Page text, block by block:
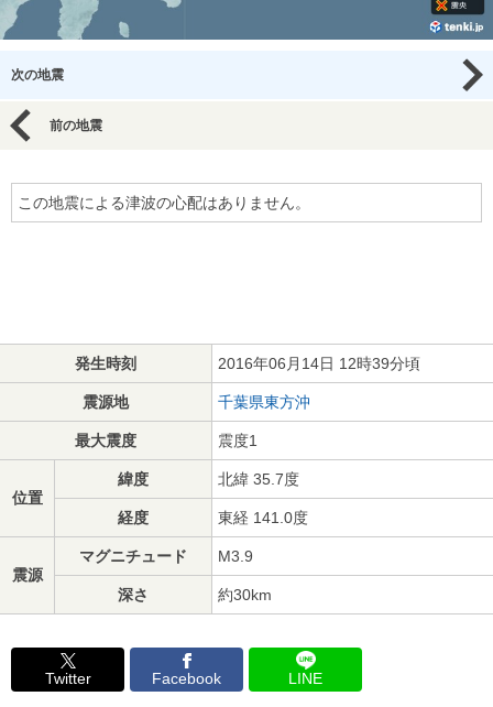
次の地震
前の地震
この地震による津波の心配はありません。
発生時刻 2016年06月14日 12時39分頃
震源地 千葉県東方沖
最大震度 震度1
位置
緯度 北緯 35.7度
経度 東経 141.0度
震源
マグニチュード M3.9
深さ 約30km
Twitter Facebook LINE